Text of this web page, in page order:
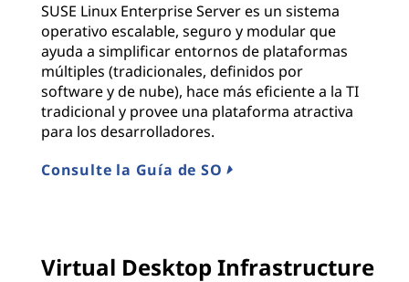
SUSE Linux Enterprise Server es un sistema
operativo escalable, seguro y modular que
ayuda a simplificar entornos de plataformas
múltiples (tradicionales, definidos por
software y de nube), hace más eficiente a la TI
tradicional y provee una plataforma atractiva
para los desarrolladores.
Consulte la Guía de SO
Virtual Desktop Infrastructure